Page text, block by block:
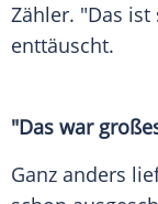
Zähler. "Das ist
enttäuscht.
"Das war
Ganz anders